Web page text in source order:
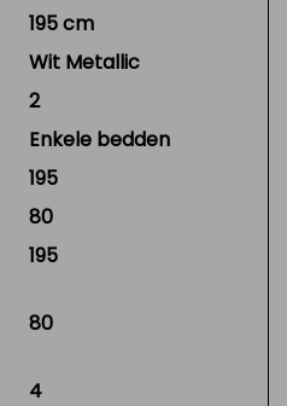
195 cm
Wit Metallic
2
Enkele bedden
195
80
195
80
4